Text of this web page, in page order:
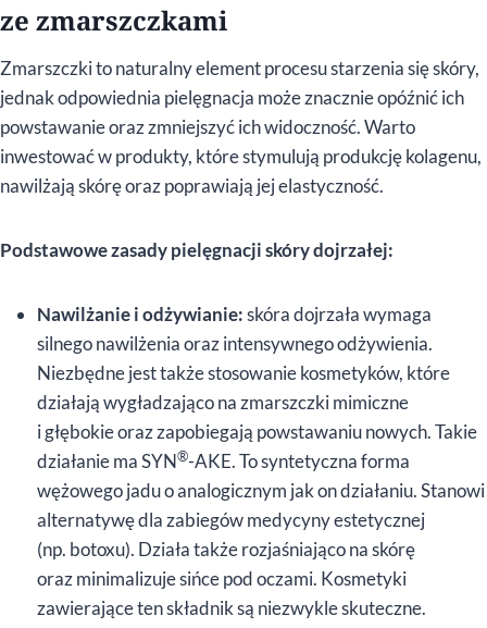
ze zmarszczkami
Zmarszczki to naturalny element procesu starzenia się skóry,
jednak odpowiednia pielęgnacja może znacznie opóźnić ich
powstawanie oraz zmniejszyć ich widoczność. Warto
inwestować w produkty, które stymulują produkcję kolagenu,
nawilżają skórę oraz poprawiają jej elastyczność.
Podstawowe zasady pielęgnacji skóry dojrzałej:
Nawilżanie i odżywianie:skóra dojrzała wymaga
silnego nawilżenia oraz intensywnego odżywienia.
Niezbędne jest także stosowanie kosmetyków, które
działają wygładzająco na zmarszczki mimiczne
i głębokie oraz zapobiegają powstawaniu nowych. Takie
działanie ma SYN®-AKE. To syntetyczna forma
wężowego jadu o analogicznym jak on działaniu. Stanowi
alternatywę dla zabiegów medycyny estetycznej
(np. botoxu). Działa także rozjaśniająco na skórę
oraz minimalizuje sińce pod oczami. Kosmetyki
zawierające ten składnik są niezwykle skuteczne.